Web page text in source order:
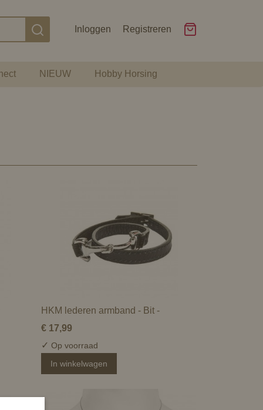
Inloggen Registreren
NIEUW Hobby Horsing
HKM lederen armband - Bit -
€ 17,99
✓ Op voorraad
In winkelwagen